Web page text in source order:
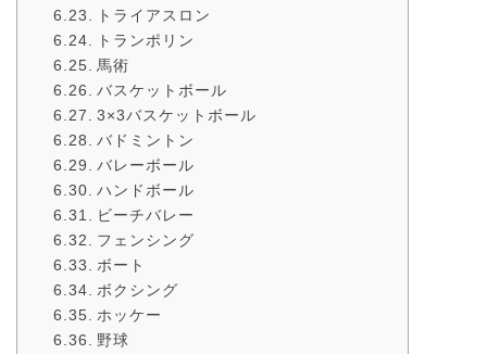
トライアスロン
トランポリン
馬術
バスケットボール
3×3バスケットボール
バドミントン
バレーボール
ハンドボール
ビーチバレー
フェンシング
ボート
ボクシング
ホッケー
野球